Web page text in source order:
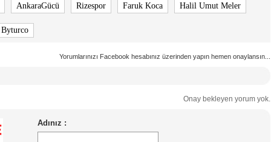
AnkaraGücü Rizespor Faruk Koca Halil Umut Meler
Byturco
Yorumlarınızı Facebook hesabınız üzerinden yapın hemen onaylansın...
Onay bekleyen yorum yok.